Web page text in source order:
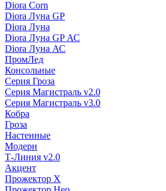
Diora Corn
Diora Луна GP
Diora Луна
Diora Луна GP АС
Diora Луна АС
ПромЛед
Консольные
Серия Гроза
Серия Магистраль v2.0
Серия Магистраль v3.0
Кобра
Гроза
Настенные
Модерн
Т-Линия v2.0
Акцент
Прожектор X